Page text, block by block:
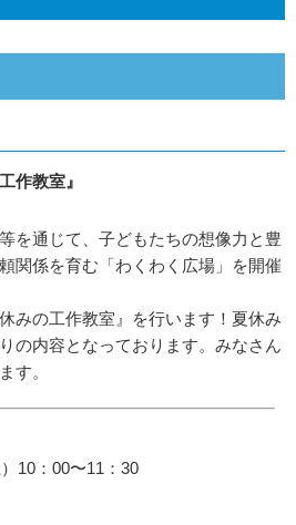
作教室』
を通じて、子どもたちの想像力と豊
関係を育む「わくわく広場」を開催
みの工作教室』を行います！夏休み
の内容となっております。みなさん
す。
10：00〜11：30